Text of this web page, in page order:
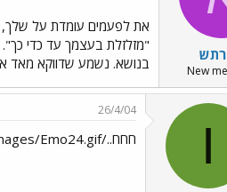
New
את לפעמים עומדת על שלך,
"מזלזלת בעצמך עד כדי
בנושא. נשמע שדווקא מאד
I
26/4/04
חחח../images/Emo24.gif